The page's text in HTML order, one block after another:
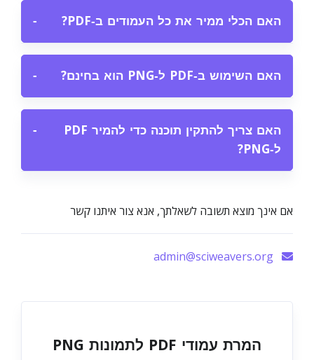
האם הכלי ממיר את כל העמודים ב‑PDF? −
האם השימוש ב‑PDF ל‑PNG הוא בחינם? −
האם צריך להתקין תוכנה כדי להמיר PDF
ל‑PNG?
−
אם אינך מוצא תשובה לשאלתך, אנא צור איתנו קשר
המרת עמודי PDF לתמונות PNG